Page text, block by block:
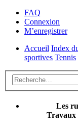
FAQ
Connexion
M’enregistrer
Accueil Index
sportives Tennis
Les
Travaux